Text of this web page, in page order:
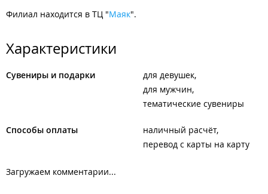
Филиал находится в ТЦ "Маяк".
Характеристики
Сувениры и подарки
для девушек
для мужчин
тематические сувениры
Способы оплаты
наличный расчёт
перевод с карты на карту
Загружаем комментарии...